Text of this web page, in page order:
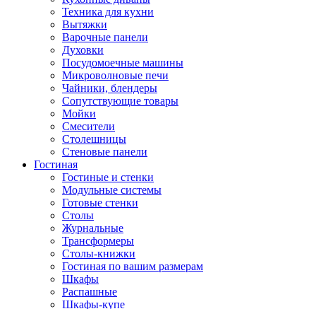
Техника для кухни
Вытяжки
Варочные панели
Духовки
Посудомоечные машины
Микроволновые печи
Чайники, блендеры
Сопутствующие товары
Мойки
Смесители
Столешницы
Стеновые панели
Гостиная
Гостиные и стенки
Модульные системы
Готовые стенки
Столы
Журнальные
Трансформеры
Столы-книжки
Гостиная по вашим размерам
Шкафы
Распашные
Шкафы-купе